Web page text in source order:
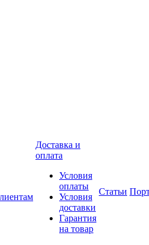
Доставка и
оплата
Условия
оплаты
Условия
доставки
Гарантия
на товар
Статьи